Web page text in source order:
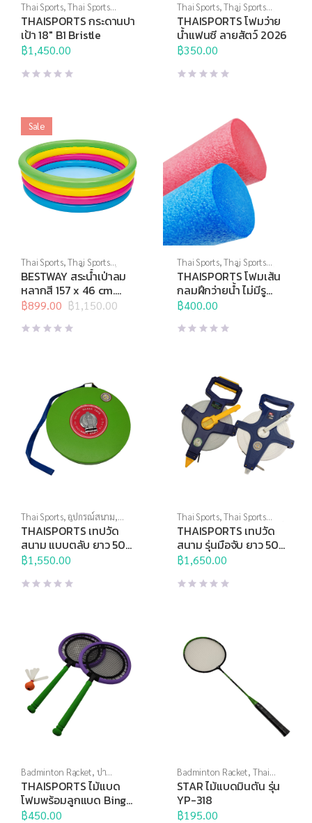
Thai Sports,Thai Sports
Brand,กระดานปาเป้า, ปา
เป้า,เกมส์ และสื่อการเรียนการ
สอน
THAISPORTS กระดานปา
เป้า 18″ B1 Bristle
฿1,450.00
Thai Sports,Thai Sports
Brand,กีฬาทางน้ำ ,อุปกรณ์ทาง
น้ำอื่นๆ
THAISPORTS โฟมว่าย
น้ำแฟนซี ลายสัตว์ 2026
฿350.00
Sale
Thai Sports,Thai Sports
Brand,กีฬาทางน้ำ,สินค้าล็อต
สุดท้าย ,อุปกรณ์ทางน้ำอื่นๆ
BESTWAY สระน้ำเป่าลม
หลากสี 157 x 46 cm.
(อัน)
฿1,150.00
Original
price
was:
฿899.00
Current
price
is:
Thai Sports,Thai Sports
Brand,กีฬาทางน้ำ ,อุปกรณ์ทาง
น้ำอื่นๆ
THAISPORTS โฟมเส้น
กลมฝึกว่ายน้ำ ไม่มีรู
180cm.
฿400.00
Thai Sports,อุปกรณ์สนาม,
อุปกรณ์สนามอื่นๆ
THAISPORTS เทปวัด
สนาม แบบตลับ ยาว 50
เมตร
฿1,550.00
Thai Sports,Thai Sports
Brand,อุปกรณ์สนาม,อุปกรณ์
สนามอื่นๆ
THAISPORTS เทปวัด
สนาม รุ่นมือจับ ยาว 50
เมตร
฿1,650.00
Badminton Racket, ปา
เป้า,เกมส์ และสื่อการเรียนการ
สอน,สินค้าล็อตสุดท้าย,สื่อการ
เรียนการสอน,แบดมินตัน
THAISPORTS ไม้แบด
โฟมพร้อมลูกแบด Bing
Bank Super Kick
฿450.00
Badminton Racket, Thai
Sports, Thai Sports Brand, จัด
อุปกรณ์กีฬาเพื่อบริจาค,
แบดมินตัน
STAR ไม้แบดมินตัน รุ่น
YP-318
฿195.00